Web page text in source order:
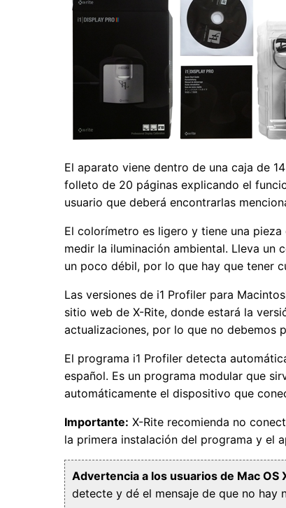
El aparato viene dentro de una caja de
folleto de 20 páginas explicando el
usuario que deberá encontrarlas
El colorímetro es ligero y tiene una
medir la iluminación ambiental. Lleva un
un poco débil, por lo que hay que tener
Las versiones de i1 Profiler para
sitio web de X-Rite, donde estará la
actualizaciones, por lo que no debemos
El programa i1 Profiler detecta
español. Es un programa modular que
automáticamente el dispositivo que
Importante: X-Rite recomienda no
la primera instalación del programa y el
Advertencia a los usuarios de Mac OS
detecte y dé el mensaje de que no hay